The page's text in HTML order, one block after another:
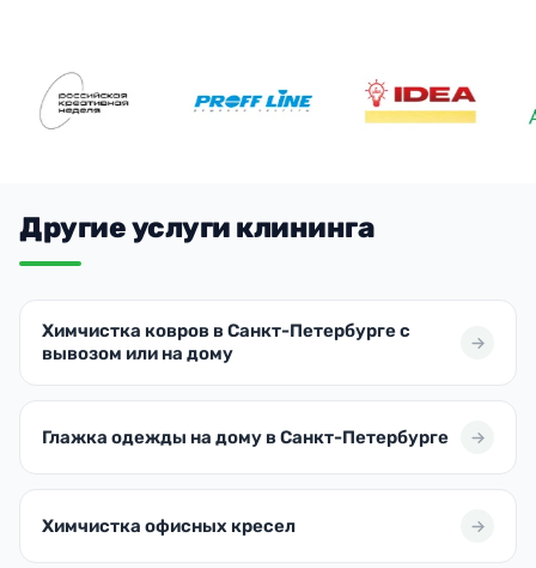
Другие услуги клининга
Химчистка ковров в Санкт-Петербурге с
вывозом или на дому
Глажка одежды на дому в Санкт-Петербурге
Химчистка офисных кресел